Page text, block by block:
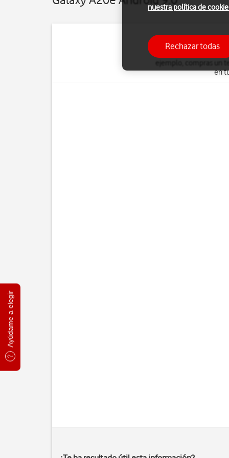
Ayúdame a elegir
Puedes hacer una
en
nuestra política de
Rechazar todas